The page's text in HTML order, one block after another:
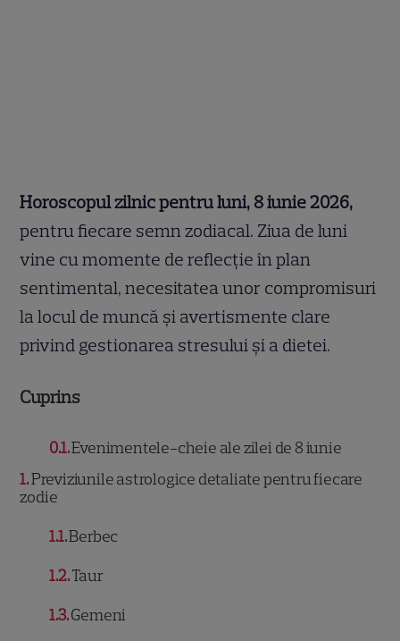
Horoscopul zilnic pentru luni, 8 iunie 2026,
pentru fiecare semn zodiacal. Ziua de luni
vine cu momente de reflecție în plan
sentimental, necesitatea unor compromisuri
la locul de muncă și avertismente clare
privind gestionarea stresului și a dietei.
Cuprins
0.1Evenimentele-cheie ale zilei de 8 iunie
1 Previziunile astrologice detaliate pentru fiecare
zodie
1.1Berbec
1.2Taur
1.3Gemeni